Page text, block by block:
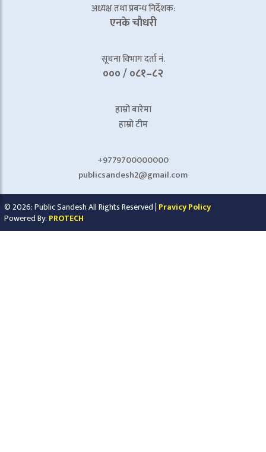
अध्यक्ष तथा प्रबन्ध निर्देशक:
एनके चाैधरी
सूचना विभाग दर्ता नं.
००० / ०८१–८२
हाम्रो बारेमा
हाम्रो टीम
+9779700000000
publicsandesh2@gmail.com
© 2026: Public Sandesh All Rights Reserved | Pravicy Policy
Powered By: PROTECH